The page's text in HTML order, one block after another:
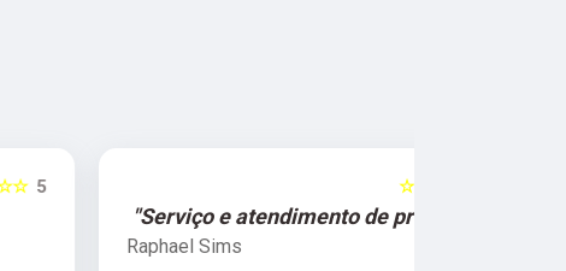
"Serviço e atendimento de primeira."
Raphael Sims